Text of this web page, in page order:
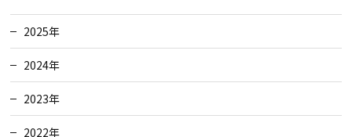
2025年
2024年
2023年
2022年